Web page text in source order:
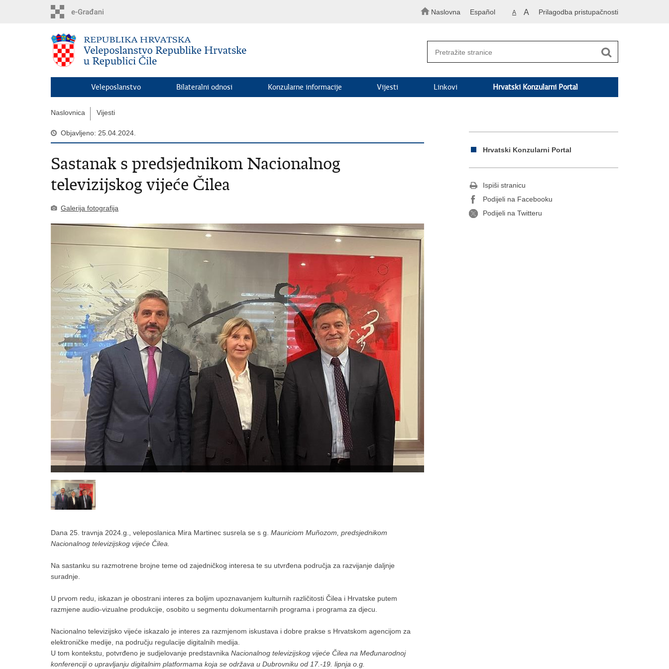
Naslovna Español A A Prilagodba pristupačnosti
Veleposlanstvo Bilateralni odnosi Konzularne informacije Vijesti Linkovi Hrvatski Konzularni Portal
Naslovnica Vijesti
Objavljeno: 25.04.2024.
Sastanak s predsjednikom Nacionalnog
televizijskog vijeće Čilea
Galerija fotografija
Dana 25. travnja 2024.g., veleposlanica Mira Martinec susrela se s g. Mauriciom Muñozom, predsjednikom
Nacionalnog televizijskog vijeće Čilea.
Na sastanku su razmotrene brojne teme od zajedničkog interesa te su utvrđena područja za razvijanje daljnje
suradnje.
U prvom redu, iskazan je obostrani interes za boljim upoznavanjem kulturnih različitosti Čilea i Hrvatske putem
razmjene audio-vizualne produkcije, osobito u segmentu dokumentarnih programa i programa za djecu.
Nacionalno televizijsko vijeće iskazalo je interes za razmjenom iskustava i dobre prakse s Hrvatskom agencijom za
elektroničke medije, na području regulacije digitalnih medija.
U tom kontekstu, potvrđeno je sudjelovanje predstavnika Nacionalnog televizijskog vijeće Čilea na Međunarodnoj
konferenciji o upravljanju digitalnim platformama koja se održava u Dubrovniku od 17.-19. lipnja o.g.
Hrvatski Konzularni Portal
Ispiši stranicu
Podijeli na Facebooku
Podijeli na Twitteru